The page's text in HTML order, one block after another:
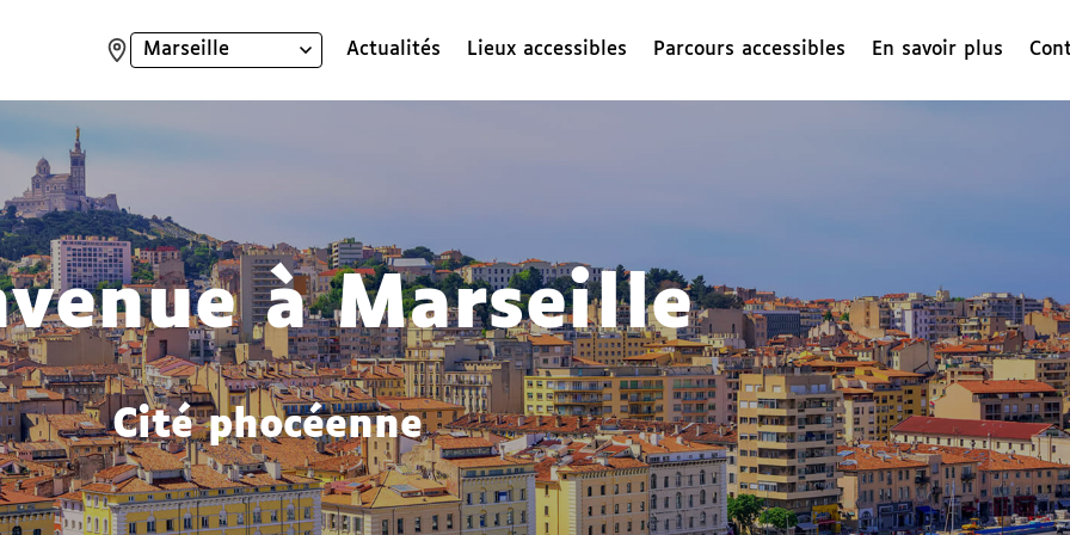
Ville
Actualités Lieux accessibles Parcours accessibles En savoir plus
à Marseille
Cité phocéenne